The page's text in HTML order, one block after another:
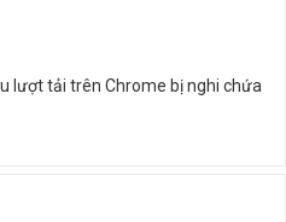
lượt tải trên Chrome bị nghi chứa